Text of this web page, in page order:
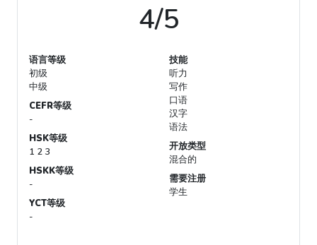
4/5
语言等级
初级
中级
CEFR等级
-
HSK等级
1 2 3
HSKK等级
-
YCT等级
-
技能
听力
写作
口语
汉字
语法
开放类型
混合的
需要注册
学生